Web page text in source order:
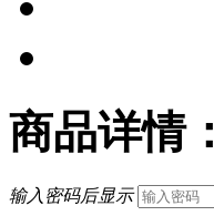
商品详情：
输入密码后显示